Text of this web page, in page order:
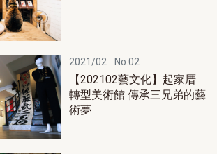
2021/02 No.02
【202102藝文化】起家厝
轉型美術館 傳承三兄弟的藝
術夢